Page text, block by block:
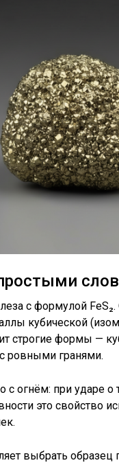
с формулой FeS₂.
кубической
строгие формы —
ровными гранями.
с огнём: при ударе
это свойство
выбрать образец